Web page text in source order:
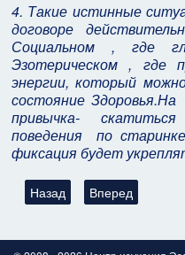
4. Такие истинные
договоре
Социальном , где
Эзотерическом , где
энергии, который
состояние
привычка-
поведения по
фиксация будет
Предыдущий: Отчёт о
Назад Следующий:
Вперед